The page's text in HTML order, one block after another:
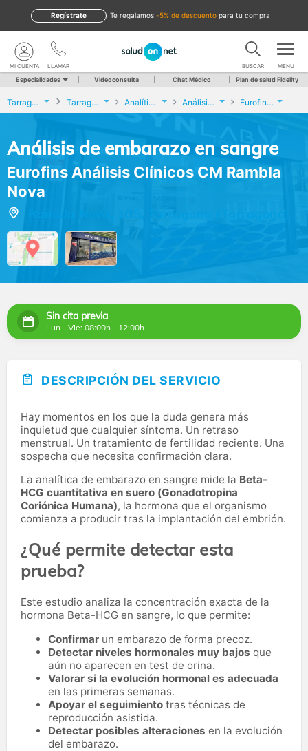
te regalamos -5% de descuento para tu compra
Regístrate
LLAMAR
MI CUENTA BUSCAR MENU
Especialidades Videoconsulta Chat Médico Plan de salud Fidelity
Tarragona Tarragona Analíticas y Genética Análisis de embarazo en sangre Eurofins Análisis Clínicos CM Rambla Nova
Análisis de embarazo en sangre
Eurofins Análisis Clínicos CM Rambla
Nova
Rambla Nova, 105, Tarragona (Tarragona)
Sin cita previa
Lun - Vie: 08:00h - 12:00h
DESCRIPCIÓN DEL SERVICIO
Hay momentos en los que la duda genera más
inquietud que cualquier síntoma. Un retraso
menstrual. Un tratamiento de fertilidad reciente. Una
sospecha que necesita confirmación clara.
La analítica de embarazo en sangre mide la Beta-
HCG cuantitativa en suero (Gonadotropina
Coriónica Humana), la hormona que el organismo
comienza a producir tras la implantación del embrión.
¿Qué permite detectar esta
prueba?
Este estudio analiza la concentración exacta de la
hormona Beta-HCG en sangre, lo que permite:
Confirmar un embarazo de forma precoz.
Detectar niveles hormonales muy bajos que
aún no aparecen en test de orina.
Valorar si la evolución hormonal es adecuada
en las primeras semanas.
Apoyar el seguimiento tras técnicas de
reproducción asistida.
Detectar posibles alteraciones en la evolución
del embarazo.